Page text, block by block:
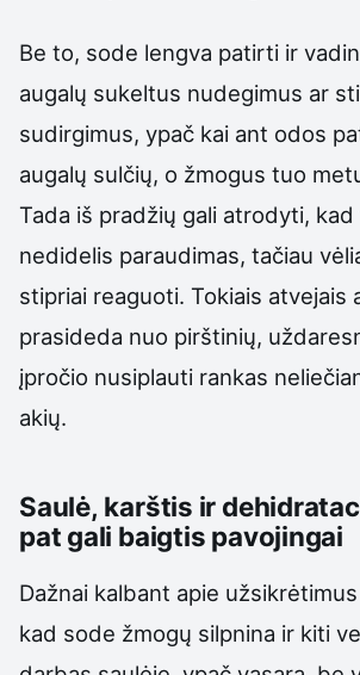
Be to, sode lengva patirti ir
augalų sukeltus nudegimus ar
sudirgimus, ypač kai ant odos
augalų sulčių, o žmogus tuo
Tada iš pradžių gali atrodyti, kad
nedidelis paraudimas, tačiau
stipriai reaguoti. Tokiais atvejais
prasideda nuo pirštinių,
įpročio nusiplauti rankas
akių.
Saulė, karštis ir
pat gali baigtis pavojingai
Dažnai kalbant apie
kad sode žmogų silpnina ir kiti